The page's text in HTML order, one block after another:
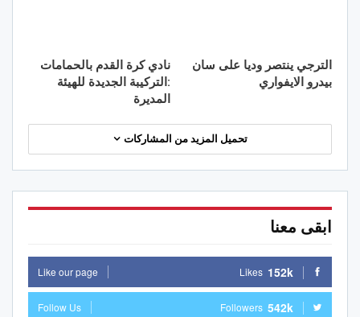
الترجي ينتصر وديا على سان
بيدرو الايفواري
نادي كرة القدم بالحمامات
:التركيبة الجديدة للهيئة
المديرة
تحميل المزيد من المشاركات
ابقى معنا
152k
Likes
Like our page
542k
Followers
Follow Us